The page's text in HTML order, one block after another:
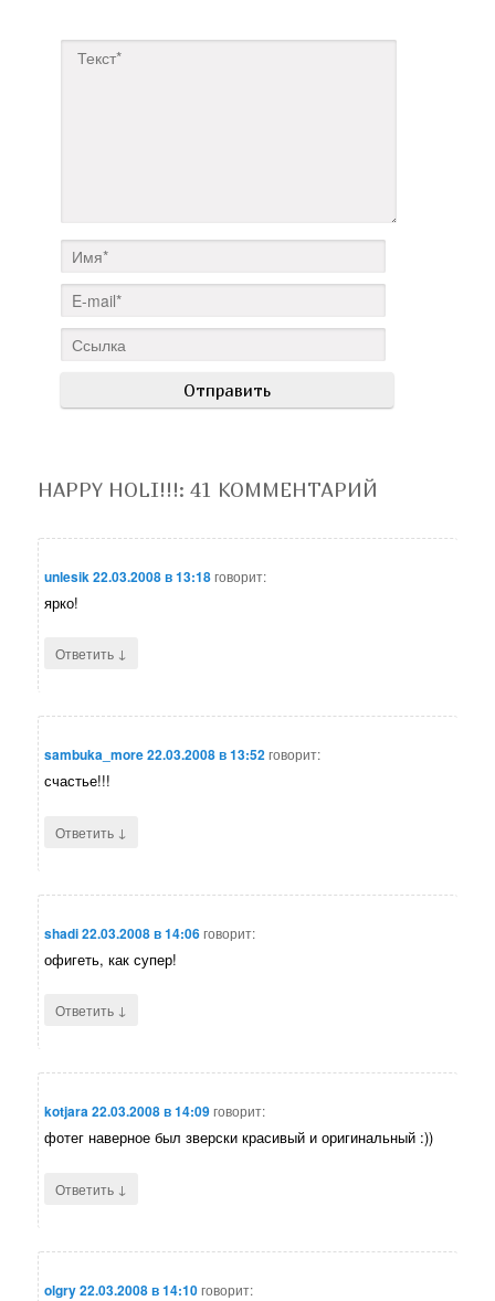
HAPPY HOLI!!!: 41 КОММЕНТАРИЙ
unlesik22.03.2008 в 13:18говорит:
ярко!
Ответить ↓
sambuka_more22.03.2008 в 13:52говорит:
счастье!!!
Ответить ↓
shadi22.03.2008 в 14:06говорит:
офигеть, как супер!
Ответить ↓
kotjara22.03.2008 в 14:09говорит:
фотег наверное был зверски красивый и оригинальный :))
Ответить ↓
olgry22.03.2008 в 14:10говорит: